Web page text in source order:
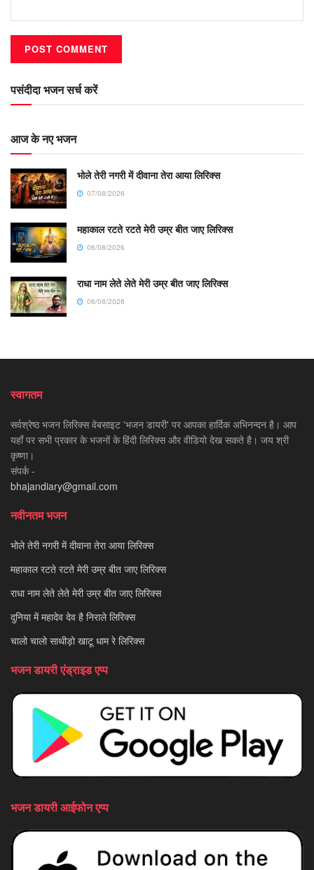
पसंदीदा भजन सर्च करें
आज के नए भजन
भोले तेरी नगरी में दीवाना तेरा आया लिरिक्स
07/08/2026
महाकाल रटते रटते मेरी उम्र बीत जाए लिरिक्स
06/08/2026
राधा नाम लेते लेते मेरी उम्र बीत जाए लिरिक्स
06/08/2026
स्वागतम
सर्वश्रेष्ठ भजन लिरिक्स वेबसाइट 'भजन डायरी' पर आपका हार्दिक अभिनन्दन है। आप
यहाँ पर सभी प्रकार के भजनों के हिंदी लिरिक्स और वीडियो देख सकते है। जय श्री
कृष्णा।
संपर्क -
bhajandiary@gmail.com
नवीनतम भजन
भोले तेरी नगरी में दीवाना तेरा आया लिरिक्स
महाकाल रटते रटते मेरी उम्र बीत जाए लिरिक्स
राधा नाम लेते लेते मेरी उम्र बीत जाए लिरिक्स
दुनिया में महादेव देव है निराले लिरिक्स
चालो चालो साथीड़ो खाटू धाम रे लिरिक्स
भजन डायरी एंड्राइड एप्प
भजन डायरी आईफोन एप्प